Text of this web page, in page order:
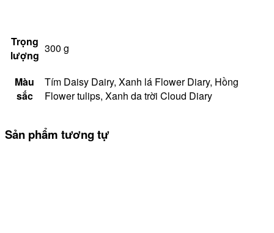
Trọng
lượng
300 g
Màu
sắc
Tím Daisy Dairy, Xanh lá Flower Diary, Hồng
Flower tulips, Xanh da trời Cloud Diary
Sản phẩm tương tự